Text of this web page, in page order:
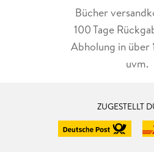
Bücher
100 Tage
Abholung in über
uvm.
ZUGESTELLT